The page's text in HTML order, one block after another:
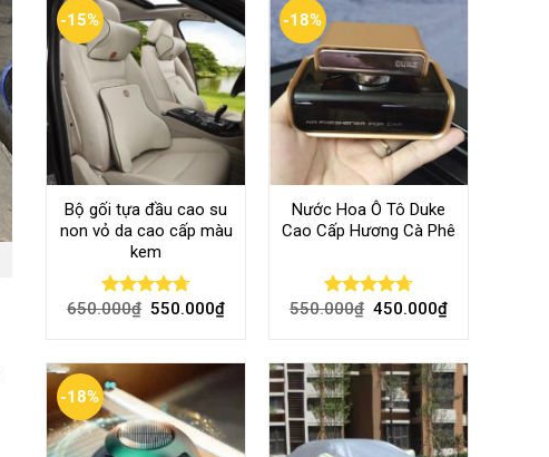
-15%
Bộ gối tựa đầu cao su
non vỏ da cao cấp màu
kem
Rated4.70
650.000₫ 550.000₫
-18%
Nước Hoa Ô Tô Duke
Cao Cấp Hương Cà Phê
Rated4.70
550.000₫ 450.000₫
-18%